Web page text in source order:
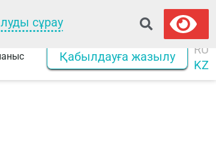
сұрау
Қабылдауға жазылу
RU
KZ